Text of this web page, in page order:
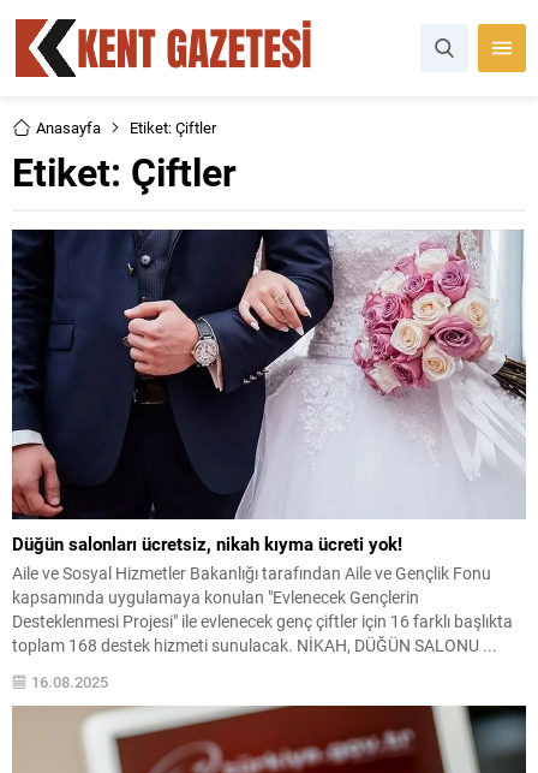
Anasayfa Etiket: Çiftler
Etiket: Çiftler
Düğün salonları ücretsiz, nikah kıyma ücreti yok!
Aile ve Sosyal Hizmetler Bakanlığı tarafından Aile ve Gençlik Fonu
kapsamında uygulamaya konulan "Evlenecek Gençlerin
Desteklenmesi Projesi" ile evlenecek genç çiftler için 16 farklı başlıkta
toplam 168 destek hizmeti sunulacak. NİKAH, DÜĞÜN SALONU ...
16.08.2025